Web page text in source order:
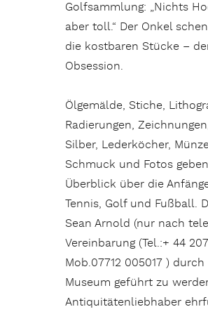
Golfsammlung: „Nichts
aber toll.“ Der Onkel
die kostbaren Stücke –
Obsession.
Ölgemälde, Stiche,
Radierungen,
Silber, Lederköcher,
Schmuck und Fotos
Überblick über die
Tennis, Golf und Fußball.
Sean Arnold (nur nach
Vereinbarung (Tel.:+ 44
Mob.07712 005017 )
Museum geführt zu
Antiquitätenliebhaber